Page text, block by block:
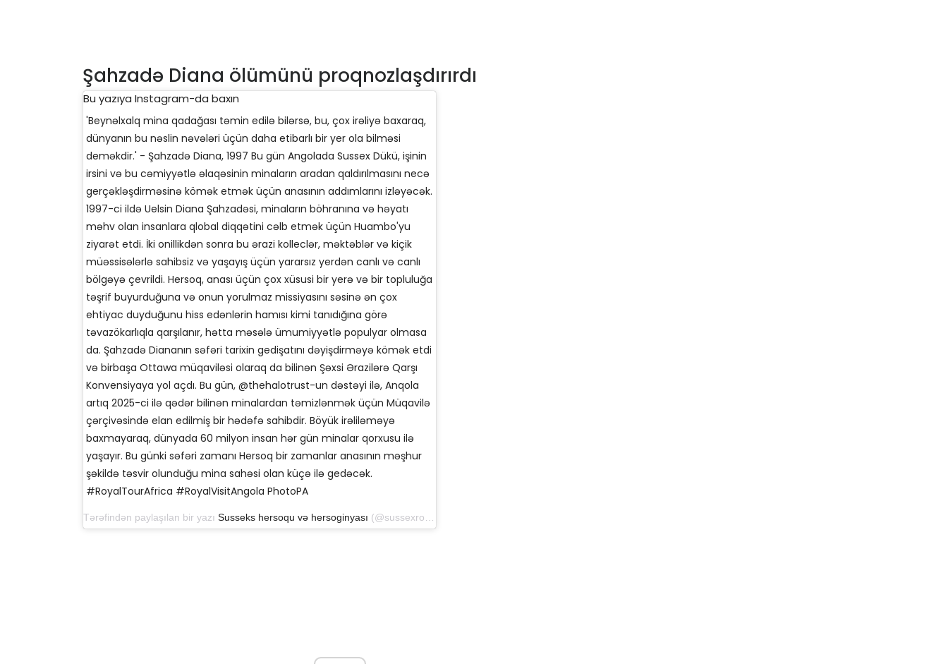
Şahzadə Diana ölümünü proqnozlaşdırırdı
Bu yazıya Instagram-da baxın
'Beynəlxalq mina qadağası təmin edilə bilərsə, bu, çox irəliyə baxaraq,
dünyanın bu nəslin nəvələri üçün daha etibarlı bir yer ola bilməsi
deməkdir.' - Şahzadə Diana, 1997 Bu gün Angolada Sussex Dükü, işinin
irsini və bu cəmiyyətlə əlaqəsinin minaların aradan qaldırılmasını necə
gerçəkləşdirməsinə kömək etmək üçün anasının addımlarını izləyəcək.
1997-ci ildə Uelsin Diana Şahzadəsi, minaların böhranına və həyatı
məhv olan insanlara qlobal diqqətini cəlb etmək üçün Huambo'yu
ziyarət etdi. İki onillikdən sonra bu ərazi kolleclər, məktəblər və kiçik
müəssisələrlə sahibsiz və yaşayış üçün yararsız yerdən canlı və canlı
bölgəyə çevrildi. Hersoq, anası üçün çox xüsusi bir yerə və bir topluluğa
təşrif buyurduğuna və onun yorulmaz missiyasını səsinə ən çox
ehtiyac duyduğunu hiss edənlərin hamısı kimi tanıdığına görə
təvazökarlıqla qarşılanır, hətta məsələ ümumiyyətlə populyar olmasa
da. Şahzadə Diananın səfəri tarixin gedişatını dəyişdirməyə kömək etdi
və birbaşa Ottawa müqaviləsi olaraq da bilinən Şəxsi Ərazilərə Qarşı
Konvensiyaya yol açdı. Bu gün, @thehalotrust-un dəstəyi ilə, Anqola
artıq 2025-ci ilə qədər bilinən minalardan təmizlənmək üçün Müqavilə
çərçivəsində elan edilmiş bir hədəfə sahibdir. Böyük irəliləməyə
baxmayaraq, dünyada 60 milyon insan hər gün minalar qorxusu ilə
yaşayır. Bu günki səfəri zamanı Hersoq bir zamanlar anasının məşhur
şəkildə təsvir olunduğu mina sahəsi olan küçə ilə gedəcək.
#RoyalTourAfrica #RoyalVisitAngola PhotoPA
Tərəfindən paylaşılan bir yazı Susseks hersoqu və hersoginyası (@sussexroyal) 26 sentyabr 2019-cu il tarixində, saat 23: 15-də PDT